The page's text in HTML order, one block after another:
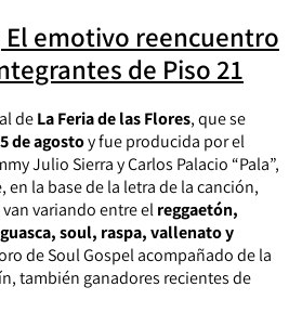
El emotivo reencuentro
de Piso 21
deLa Feria de las Flores, que se
de agostoy fue producida por el
Julio Sierra y Carlos Palacio “Pala”,
la base de la letra de la canción,
variando entre elreggaetón,
soul, raspa, vallenato y
de Soul Gospel acompañado de la
también ganadores recientes de